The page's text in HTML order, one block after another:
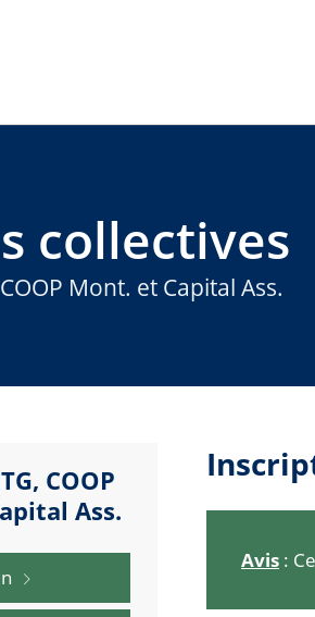
collectives
Mont. et Capital Ass.
COOP
Ass.
Avis :